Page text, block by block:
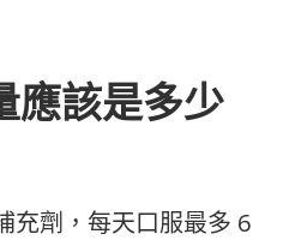
應該是多少
充劑，每天口服最多 6